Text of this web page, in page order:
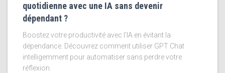
quotidienne avec une IA sans devenir
dépendant ?
Boostez votre productivité avec l'IA en évitant la
dépendance. Découvrez comment utiliser GPT Chat
intelligemment pour automatiser sans perdre votre
réflexion.